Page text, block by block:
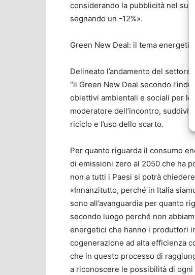
considerando la pubblicità nel suo
segnando un -12%».
Green New Deal: il tema energetico
Delineato l’andamento del
“il Green New Deal secondo
obiettivi ambientali e sociali per
moderatore dell’incontro,
riciclo e l’uso dello scarto.
Per quanto riguarda il consumo
di emissioni zero al 2050 che ha
non a tutti i Paesi si potrà
«Innanzitutto, perché in Italia
sono all’avanguardia per quanto
secondo luogo perché non
energetici che hanno i produttori
cogenerazione ad alta efficienza
che in questo processo di
a riconoscere le possibilità di